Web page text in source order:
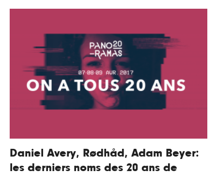
Daniel Avery, Rødhåd, Adam Beyer:
les derniers noms des 20 ans de